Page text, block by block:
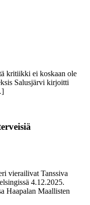
kritiikki ei koskaan ole
Salusjärvi kirjoitti
vierailivat Tanssiva
4.12.2025.
Haapalan Maallisten